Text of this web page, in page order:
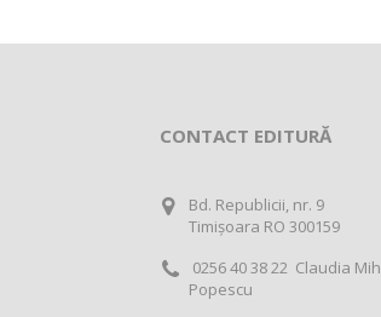
CONTACT EDITURĂ
Bd. Republicii, nr. 9
Timișoara RO 300159
0256 40 38 22 Claudia
Popescu